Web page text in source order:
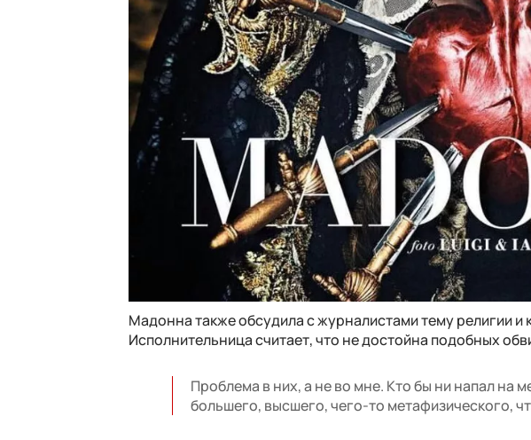
Мадонна также обсудила с журналистами тему религии и
Исполнительница считает, что не достойна подобных
Проблема в них, а не во мне. Кто бы ни напал на
большего, высшего, чего-то метафизического,